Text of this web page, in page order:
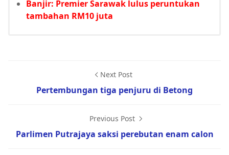
Banjir: Premier Sarawak lulus peruntukan
tambahan RM10 juta
Next Post
Pertembungan tiga penjuru di Betong
Previous Post
Parlimen Putrajaya saksi perebutan enam calon